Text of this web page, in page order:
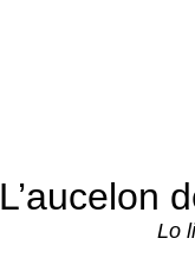
L’aucelon
Lo